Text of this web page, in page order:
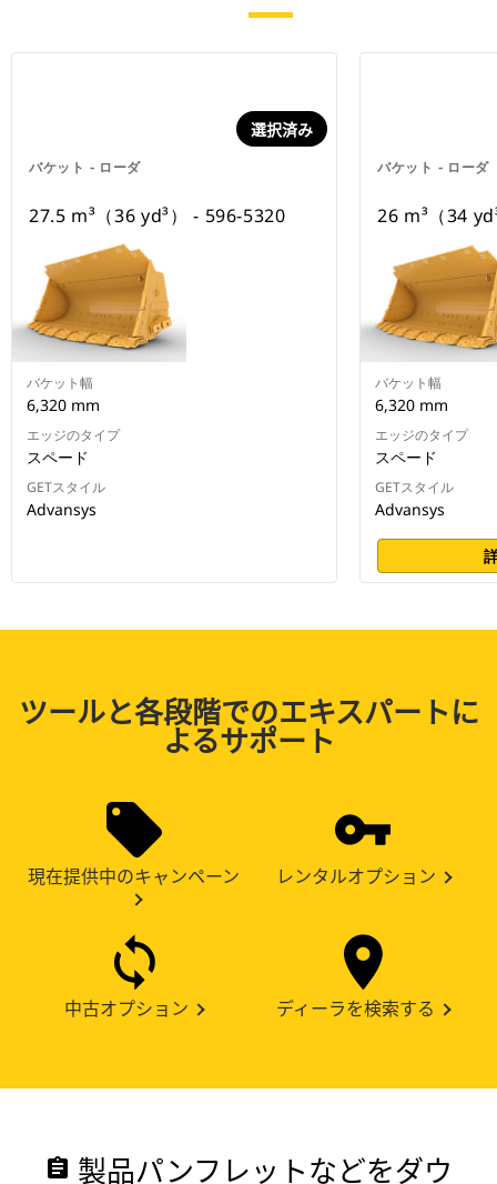
バケット - ローダ
選択済み
27.5 m³（36 yd³） - 596-5320
バケット幅
6,320 mm
エッジのタイプ
スペード
GETスタイル
Advansys
バケット - ローダ
26 m³（34
バケット幅
6,320 mm
エッジのタイプ
スペード
GETスタイル
Advansys
ツールと各段階でのエキスパートに
よるサポート
現在提供中のキャンペーン レンタルオプション
中古オプション ディーラを検索する
assignment 製品パンフレットなどをダウ